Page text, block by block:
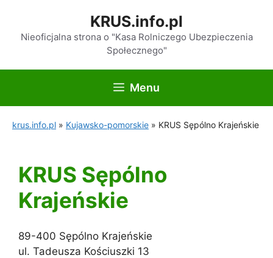
treści
KRUS.info.pl
Nieoficjalna strona o "Kasa Rolniczego Ubezpieczenia
Społecznego"
Menu
krus.info.pl » Kujawsko-pomorskie » KRUS Sępólno Krajeńskie
KRUS Sępólno
Krajeńskie
89-400 Sępólno Krajeńskie
ul. Tadeusza Kościuszki 13